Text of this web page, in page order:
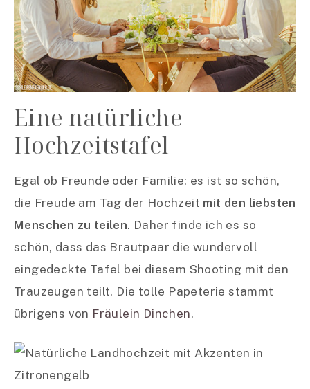
Eine natürliche
Hochzeitstafel
Egal ob Freunde oder Familie: es ist so schön,
die Freude am Tag der Hochzeit mit den liebsten
Menschen zu teilen. Daher finde ich es so
schön, dass das Brautpaar die wundervoll
eingedeckte Tafel bei diesem Shooting mit den
Trauzeugen teilt. Die tolle Papeterie stammt
übrigens von Fräulein Dinchen.